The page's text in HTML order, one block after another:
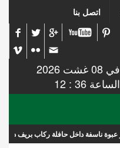
اتصل بنا
في 08 غشت 2026
الساعة 36 : 12